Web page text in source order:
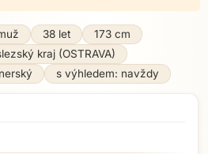
38 let
173 cm
kraj (OSTRAVA)
s výhledem: navždy